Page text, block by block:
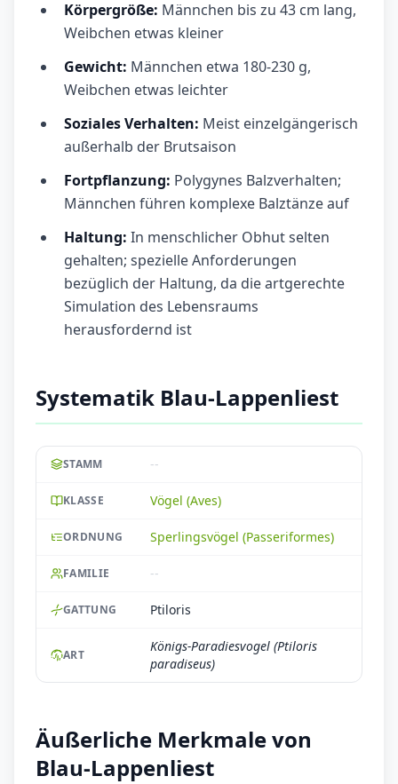
Körpergröße: Männchen bis zu 43 cm lang,
Weibchen etwas kleiner
Gewicht: Männchen etwa 180-230 g,
Weibchen etwas leichter
Soziales Verhalten: Meist einzelgängerisch
außerhalb der Brutsaison
Fortpflanzung: Polygynes Balzverhalten;
Männchen führen komplexe Balztänze auf
Haltung: In menschlicher Obhut selten
gehalten; spezielle Anforderungen
bezüglich der Haltung, da die artgerechte
Simulation des Lebensraums
herausfordernd ist
Systematik Blau-Lappenliest
STAMM --
KLASSE Vögel (Aves)
ORDNUNG Sperlingsvögel (Passeriformes)
FAMILIE --
GATTUNG Ptiloris
ART
Königs-Paradiesvogel (Ptiloris
paradiseus)
Äußerliche Merkmale von
Blau-Lappenliest